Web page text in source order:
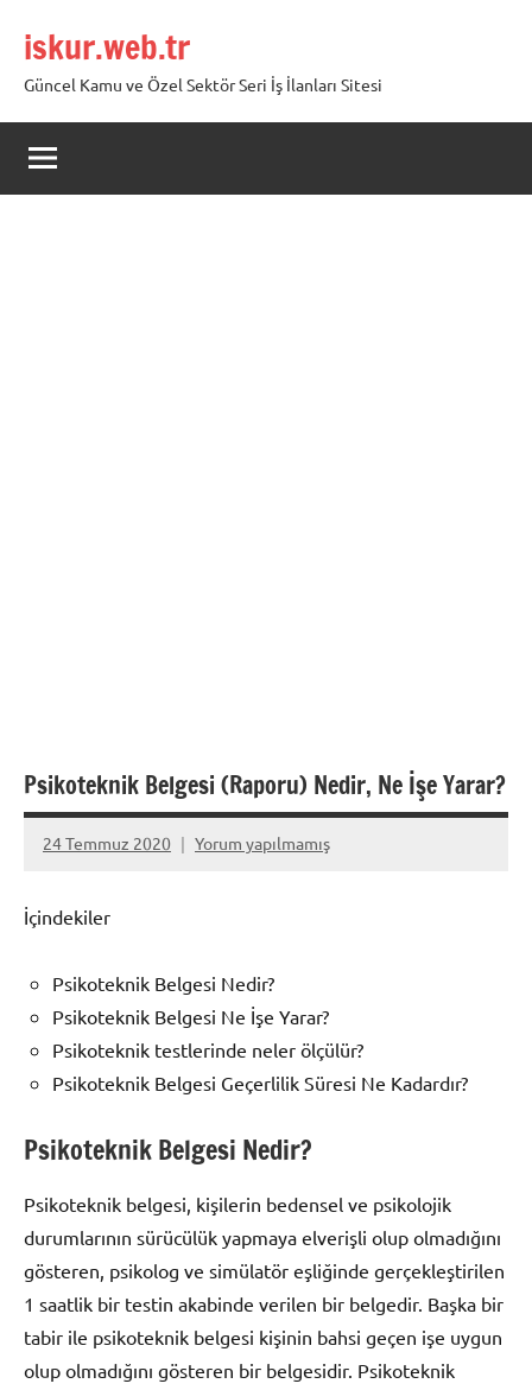
geçiskur.web.tr
Güncel Kamu ve Özel Sektör Seri İş İlanları Sitesi
Psikoteknik Belgesi (Raporu) Nedir, Ne İşe Yarar?
24 Temmuz 2020
admin
Yorum yapılmamış
İçindekiler
Psikoteknik Belgesi Nedir?
Psikoteknik Belgesi Ne İşe Yarar?
Psikoteknik testlerinde neler ölçülür?
Psikoteknik Belgesi Geçerlilik Süresi Ne Kadardır?
Psikoteknik Belgesi Nedir?
Psikoteknik belgesi, kişilerin bedensel ve psikolojik
durumlarının sürücülük yapmaya elverişli olup olmadığını
gösteren, psikolog ve simülatör eşliğinde gerçekleştirilen
1 saatlik bir testin akabinde verilen bir belgedir. Başka bir
tabir ile psikoteknik belgesi kişinin bahsi geçen işe uygun
olup olmadığını gösteren bir belgesidir. Psikoteknik